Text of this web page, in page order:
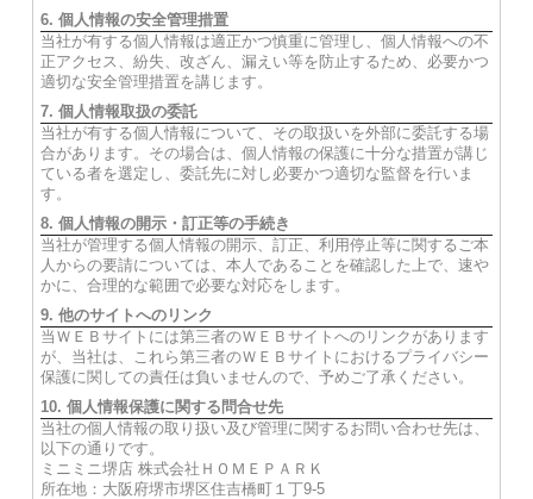
6. 個人情報の安全管理措置
当社が有する個人情報は適正かつ慎重に管理し、個人情報への不
正アクセス、紛失、改ざん、漏えい等を防止するため、必要かつ
適切な安全管理措置を講じます。
7. 個人情報取扱の委託
当社が有する個人情報について、その取扱いを外部に委託する場
合があります。その場合は、個人情報の保護に十分な措置が講じ
ている者を選定し、委託先に対し必要かつ適切な監督を行いま
す。
8. 個人情報の開示・訂正等の手続き
当社が管理する個人情報の開示、訂正、利用停止等に関するご本
人からの要請については、本人であることを確認した上で、速や
かに、合理的な範囲で必要な対応をします。
9. 他のサイトへのリンク
当ＷＥＢサイトには第三者のＷＥＢサイトへのリンクがあります
が、当社は、これら第三者のＷＥＢサイトにおけるプライバシー
保護に関しての責任は負いませんので、予めご了承ください。
10. 個人情報保護に関する問合せ先
当社の個人情報の取り扱い及び管理に関するお問い合わせ先は、
以下の通りです。
ミニミニ堺店 株式会社ＨＯＭＥＰＡＲＫ
所在地：大阪府堺市堺区住吉橋町１丁9-5